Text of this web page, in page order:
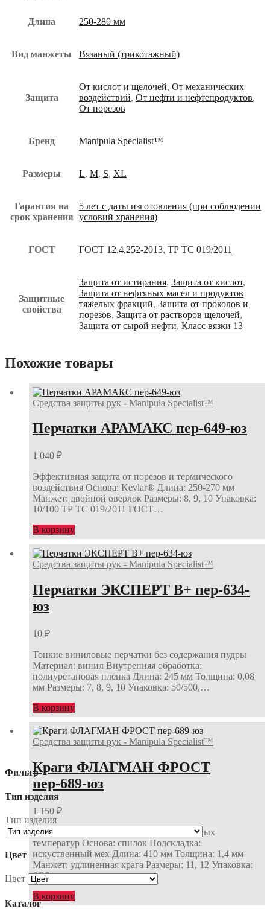
Длина 250-280 мм
Вид манжеты Вязаный (трикотажный)
Защита
От кислот и щелочей, От механических
воздействий, От нефти и нефтепродуктов,
От порезов
Бренд Manipula Specialist™
Размеры L, M, S, XL
Гарантия на
срок хранения
5 лет с даты изготовления (при соблюдении
условий хранения)
ГОСТ ГОСТ 12.4.252-2013, ТР ТС 019/2011
Защитные
свойства
Защита от истирания, Защита от кислот,
Защита от нефтяных масел и продуктов
тяжелых фракций, Защита от проколов и
порезов, Защита от растворов щелочей,
Защита от сырой нефти, Класс вязки 13
Похожие товары
Средства защиты рук - Manipula Specialist™
Перчатки АРАМАКС пер-649-юз
1 040 ₽
Эффективная защита от порезов и термического
воздействия Основа: Kevlar® Длина: 250-270 мм
Манжет: двойной оверлок Размеры: 8, 9, 10 Упаковка:
10/100 ТР ТС 019/2011 ГОСТ…
В корзину
Средства защиты рук - Manipula Specialist™
Перчатки ЭКСПЕРТ В+ пер-634-
юз
10 ₽
Тонкие виниловые перчатки без содержания пудры
Материал: винил Внутренняя обработка:
полиуретановая пленка Длина: 245 мм Толщина: 0,08
мм Размеры: 7, 8, 9, 10 Упаковка: 50/500,…
В корзину
Средства защиты рук - Manipula Specialist™
Краги ФЛАГМАН ФРОСТ
пер-689-юз
1 150 ₽
Сварочные работы в условиях пониженных
температур Основа: спилок Подскладка:
искуственный мех Длина: 410 мм Толщина: 1,4 мм
Манжет: удлиненная крага Размеры: 11, 12 Упаковка:
6/36…
В корзину
Фильтр
Тип изделия
Тип изделия
Цвет
Цвет
Каталог